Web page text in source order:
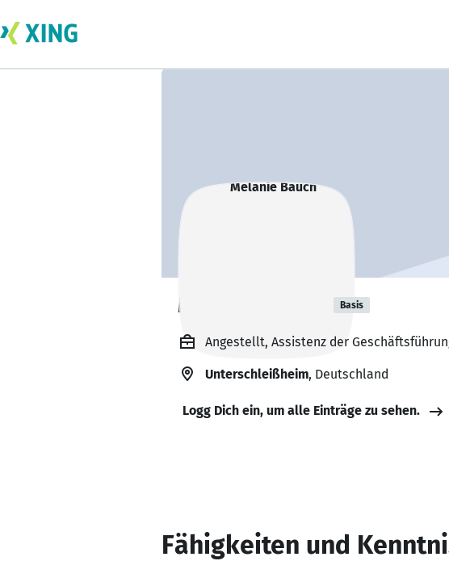
Melanie Bauch Basis
Angestellt, Assistenz der
Unterschleißheim, Deutschland
Logg Dich ein, um alle Einträge zu sehen.
Fähigkeiten und